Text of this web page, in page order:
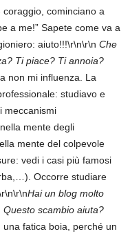
coraggio, cominciano a
a me!” Sapete come va a
aiuto!!!\r\n\r\n Che
Ti piace? Ti annoia?
non mi influenza. La
studiavo e
meccanismi
mente degli
mente del colpevole
vedi i casi più famosi
Occorre studiare
Hai un blog molto
scambio aiuta?
fatica boia, perché un